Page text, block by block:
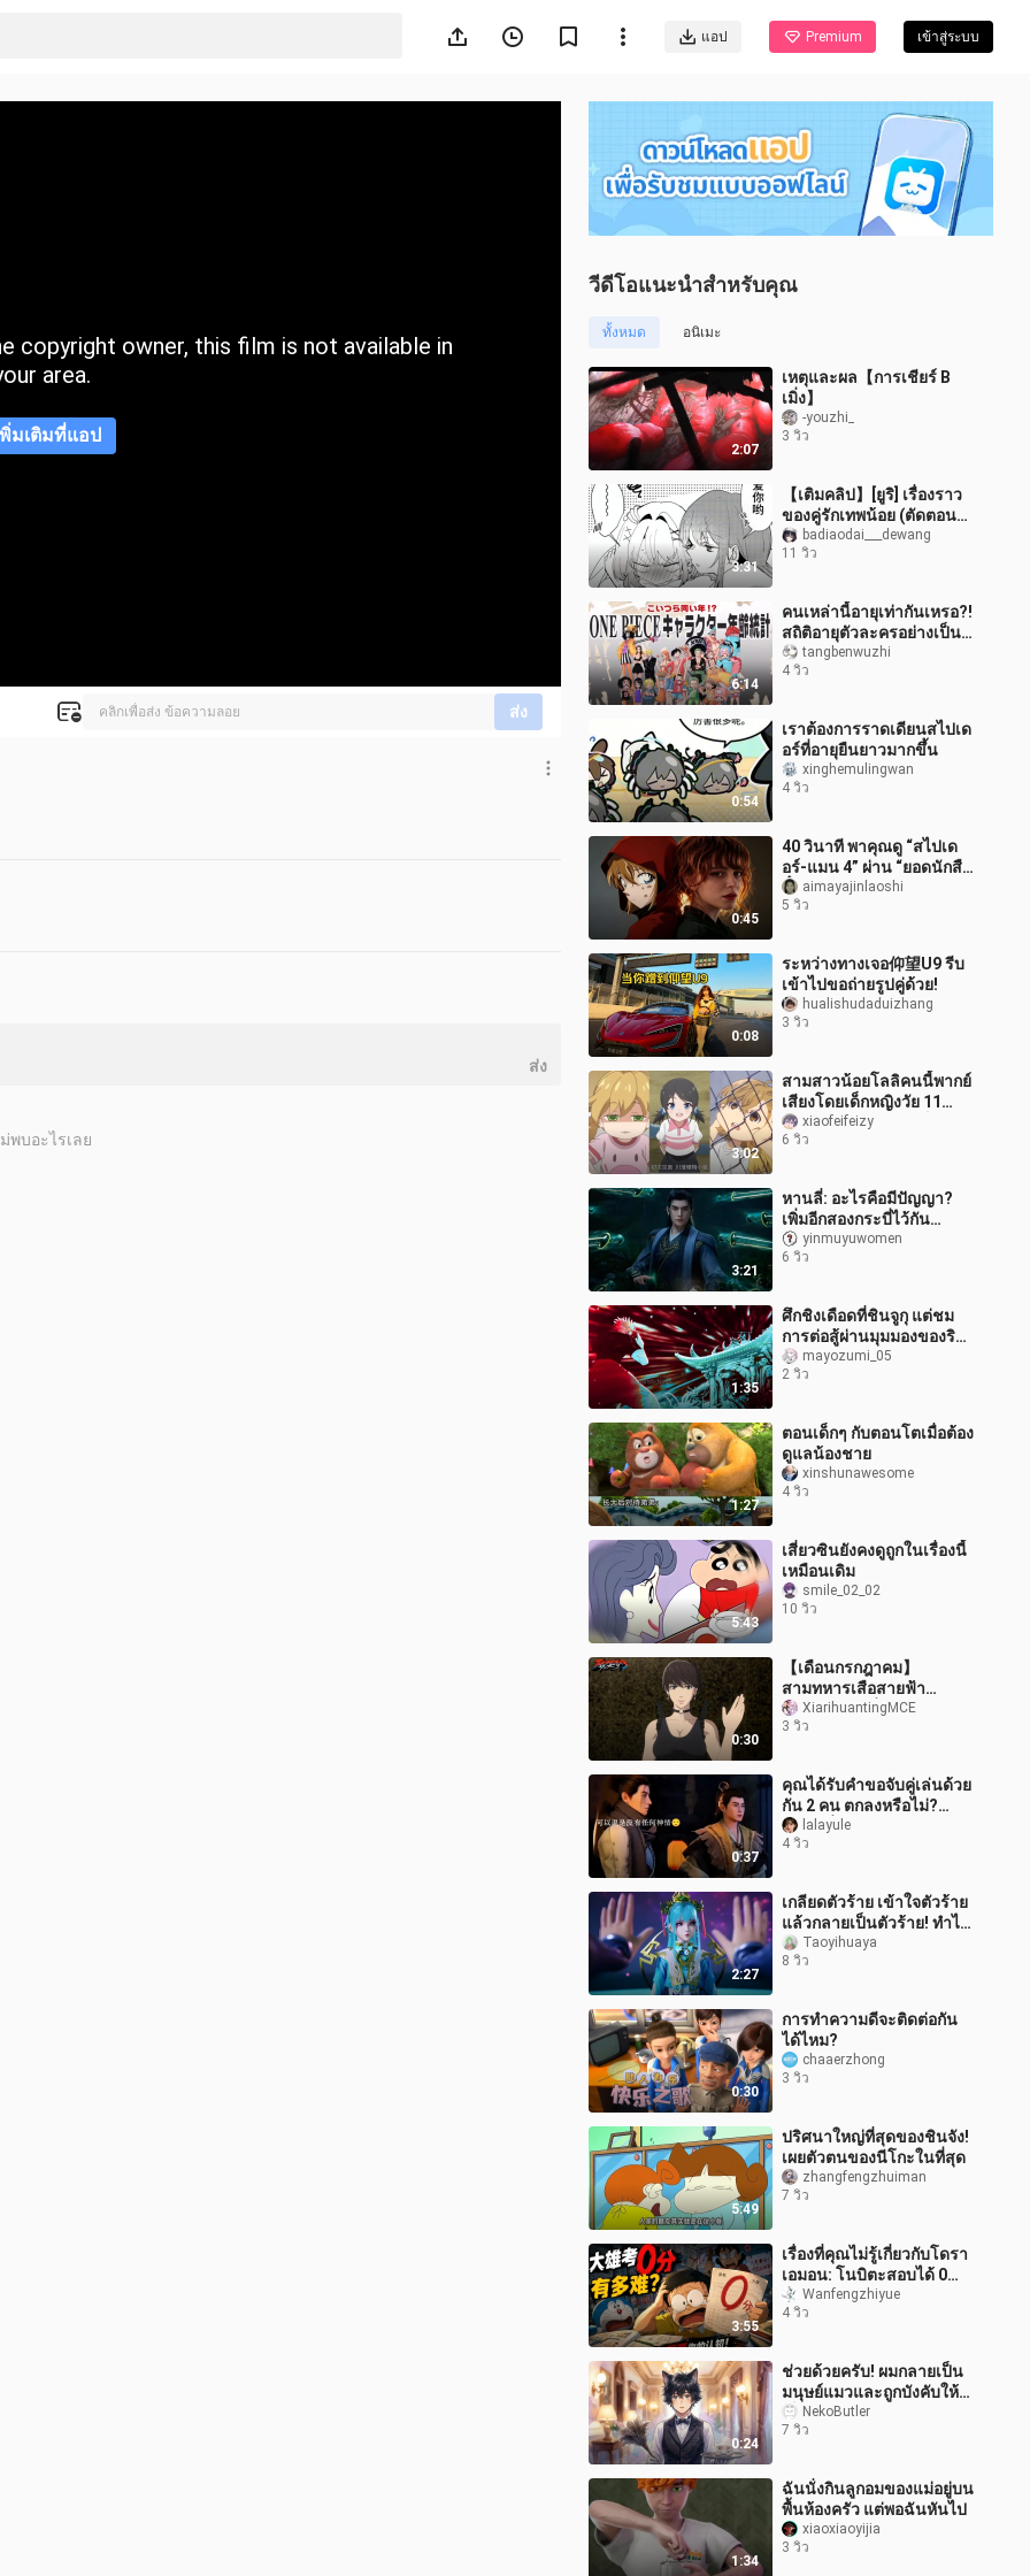
แอป Premium เข้าสู่ระบบ
copyright owner, this film is not available in
area.
มเติมที่แอป
ส่ง
วีดีโอแนะนำสำหรับคุณ
ทั้งหมด อนิเมะ
2:07
เหตุและผล【การเชียร์ B
เมิ่ง】
-youzhi_
3 วิว
3:31
【เติมคลิป】[ยูริ] เรื่องราว
ของคู่รักเทพน้อย (ตัดตอน
รวม)badiaodai___dewang
11 วิว
6:14
คนเหล่านี้อายุเท่ากันเหรอ?!
สถิติอายุตัวละครอย่างเป็น
ทางการของวันพีซ
tangbenwuzhi
4 วิว
0:54
เราต้องการราดเดียนสไปเด
อร์ที่อายุยืนยาวมากขึ้น
xinghemulingwan
4 วิว
0:45
40 วินาที พาคุณดู “สไปเด
อร์-แมน 4” ผ่าน “ยอดนักสืบ
จิ๋วโคนัน”!
aimayajinlaoshi
5 วิว
0:08
ระหว่างทางเจอ仰望U9 รีบ
เข้าไปขอถ่ายรูปคู่ด้วย!
hualishudaduizhang
3 วิว
3:02
สามสาวน้อยโลลิคนนี้พากย์
เสียงโดยเด็กหญิงวัย 11
ขวบจริงๆ เสียงจมูกเล็กๆ น่า
รักมากเลยนะ
xiaofeifeizy
6 วิว
3:21
หานลี่: อะไรคือมีปัญญา?
เพิ่มอีกสองกระบี่ไว้กัน
เหนียว...
yinmuyuwomen
6 วิว
1:35
ศึกชิงเดือดที่ชินจูกุ แต่ชม
การต่อสู้ผ่านมุมมองของริ
เมะmayozumi_05
2 วิว
1:27
ตอนเด็กๆ กับตอนโตเมื่อต้อง
ดูแลน้องชาย
xinshunawesome
4 วิว
5:43
เสี่ยวซินยังคงดูถูกในเรื่องนี้
เหมือนเดิม
smile_02_02
10 วิว
0:30
【เดือนกรกฎาคม】
สามทหารเสือสายฟ้า
ตัวอย่างตอนที่ 5 【ทีมแปล
ภาษา MCE】
XiarihuantingMCE
3 วิว
0:37
คุณได้รับคำขอจับคู่เล่นด้วย
กัน 2 คน ตกลงหรือไม่?
#หานลี่【งานประกวดผล
งานแฟนเมดอย่างเป็น
lalayule
4 วิว
2:27
เกลียดตัวร้าย เข้าใจตัวร้าย
แล้วกลายเป็นตัวร้าย! ทำไม
ถึงต้องให้รางวัลเขาด้วย?
Taoyihuaya
8 วิว
0:30
การทำความดีจะติดต่อกัน
ได้ไหม?
chaaerzhong
3 วิว
5:49
ปริศนาใหญ่ที่สุดของชินจัง!
เผยตัวตนของนีโกะในที่สุด
zhangfengzhuiman
7 วิว
3:55
เรื่องที่คุณไม่รู้เกี่ยวกับโดรา
เอมอน: โนบิตะสอบได้ 0
คะแนนมันยากขนาดไหน?
Wanfengzhiyue
4 วิว
0:24
ช่วยด้วยครับ! ผมกลายเป็น
มนุษย์แมวและถูกบังคับให้
เป็นพ่อบ้านส่วนตัวของจอม
มาร
NekoButler
7 วิว
1:34
ฉันนั่งกินลูกอมของแม่อยู่บน
พื้นห้องครัว แต่พอฉันหันไป
xiaoxiaoyijia
3 วิว
ส่ง
พบอะไรเลย